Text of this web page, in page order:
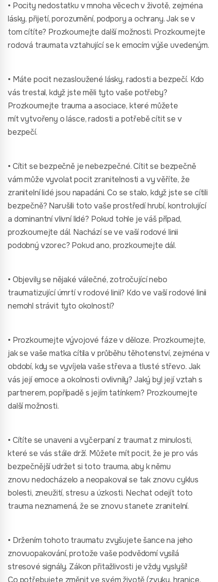
• Pocity nedostatku v mnoha věcech v životě, zejména
lásky, přijetí, porozumění, podpory a ochrany. Jak se v
tom cítíte? Prozkoumejte další možnosti. Prozkoumejte
rodová traumata vztahující se k emocím výše uvedeným.
• Máte pocit nezasloužené lásky, radosti a bezpečí. Kdo
vás trestal, když jste měli tyto vaše potřeby?
Prozkoumejte trauma a asociace, které můžete
mít vytvořeny o lásce, radosti a potřebě cítit se v
bezpečí.
• Cítit se bezpečně je nebezpečné. Cítit se bezpečně
vám může vyvolat pocit zranitelnosti a vy věříte, že
zranitelní lidé jsou napadáni. Co se stalo, když jste se cítili
bezpečně? Narušili toto vaše prostředí hrubí, kontrolující
a dominantní vlivní lidé? Pokud tohle je váš případ,
prozkoumejte dál. Nachází se ve vaší rodové linii
podobný vzorec? Pokud ano, prozkoumejte dál.
• Objevily se nějaké válečné, zotročující nebo
traumatizující úmrtí v rodové linii? Kdo ve vaší rodové linii
nemohl strávit tyto okolnosti?
• Prozkoumejte vývojové fáze v děloze. Prozkoumejte,
jak se vaše matka cítila v průběhu těhotenství, zejména v
období, kdy se vyvíjela vaše střeva a tlusté střevo. Jak
vás její emoce a okolnosti ovlivnily? Jaký byl její vztah s
partnerem, popřípadě s jejím tatínkem? Prozkoumejte
další možnosti.
• Cítíte se unaveni a vyčerpaní z traumat z minulosti,
které se vás stále drží. Můžete mít pocit, že je pro vás
bezpečnější udržet si toto trauma, aby k němu
znovu nedocházelo a neopakoval se tak znovu cyklus
bolesti, zneužití, stresu a úzkosti. Nechat odejít toto
trauma neznamená, že se znovu stanete zranitelní.
• Držením tohoto traumatu zvyšujete šance na jeho
znovuopakování, protože vaše podvědomí vysílá
stresové signály. Zákon přitažlivosti je vždy vyslyší!
Co potřebujete změnit ve svém životě (zvyky, hranice,